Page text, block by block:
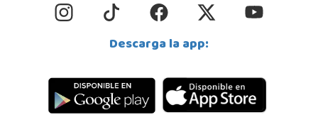
STOCK DISPONIBLE
Juguetilandia Pulianas
C/ Luis Buñuel, s/n, Parque Comercial Kinepolis
18197, Pulianas
958 153 613
Descarga la app: